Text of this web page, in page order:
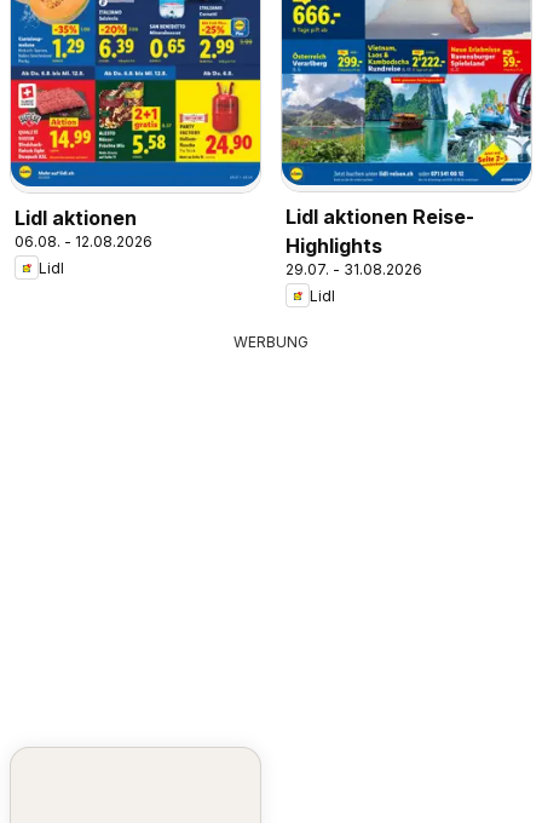
Lidl aktionen
06.08. - 12.08.2026
Lidl
Lidl aktionen Reise-
Highlights
29.07. - 31.08.2026
Lidl
WERBUNG